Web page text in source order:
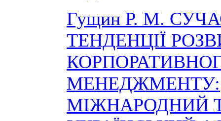
Гущин Р. М.
ТЕНДЕНЦІЇ
МЕНЕДЖМЕНТУ:
МІЖНАРОДНИЙ